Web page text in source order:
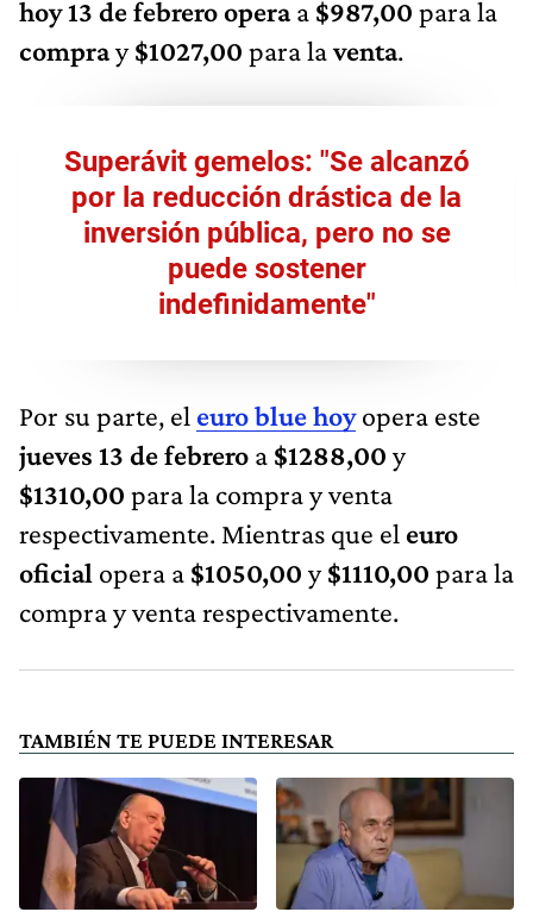
hoy 13 de febrero operaa $987,00 para la
compray$1027,00 para laventa.
Superávit gemelos: "Se alcanzó
por la reducción drástica de la
inversión pública, pero no se
puede sostener
indefinidamente"
Por su parte, el euro blue hoyopera este
jueves 13 de febrero a $1288,00 y
$1310,00 para la compra y venta
respectivamente. Mientras que el euro
oficial opera a $1050,00 y$1110,00 para la
compra y venta respectivamente.
TAMBIÉN TE PUEDE INTERESAR